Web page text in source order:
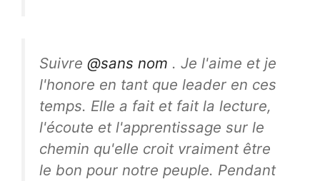
Suivre @sans nom . Je l'aime et je
l'honore en tant que leader en ces
temps. Elle a fait et fait la lecture,
l'écoute et l'apprentissage sur le
chemin qu'elle croit vraiment être
le bon pour notre peuple. Pendant